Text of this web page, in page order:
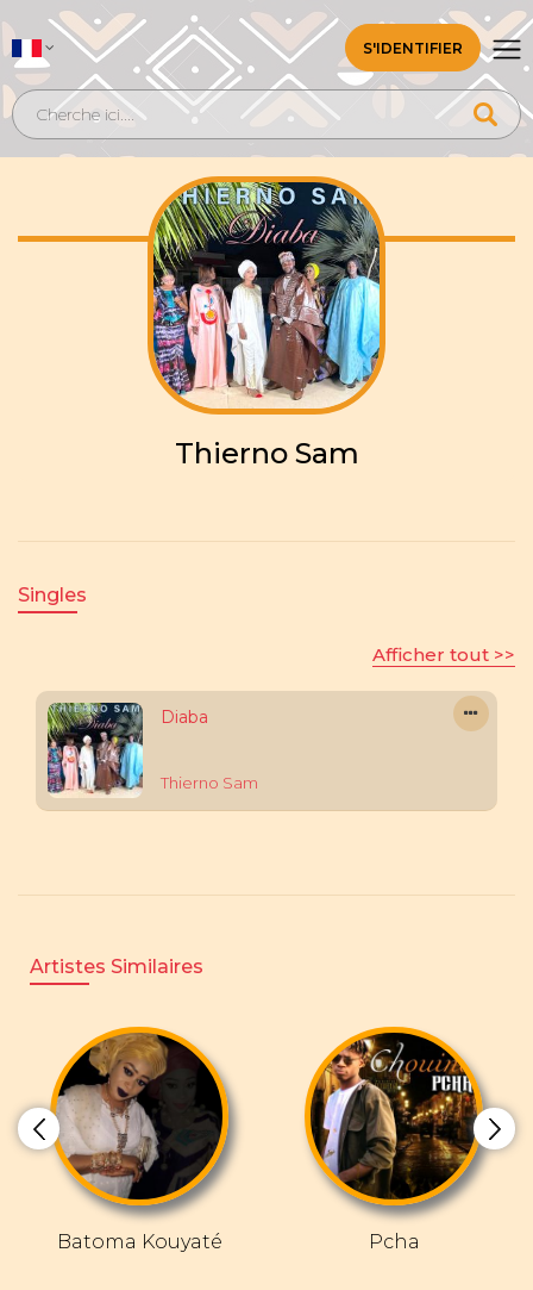
S'IDENTIFIER
Thierno Sam
Singles
Afficher tout >>
Diaba
Thierno Sam
Artistes Similaires
Batoma Kouyaté Pcha